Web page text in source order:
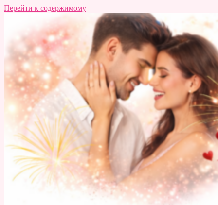
Перейти к содержимому